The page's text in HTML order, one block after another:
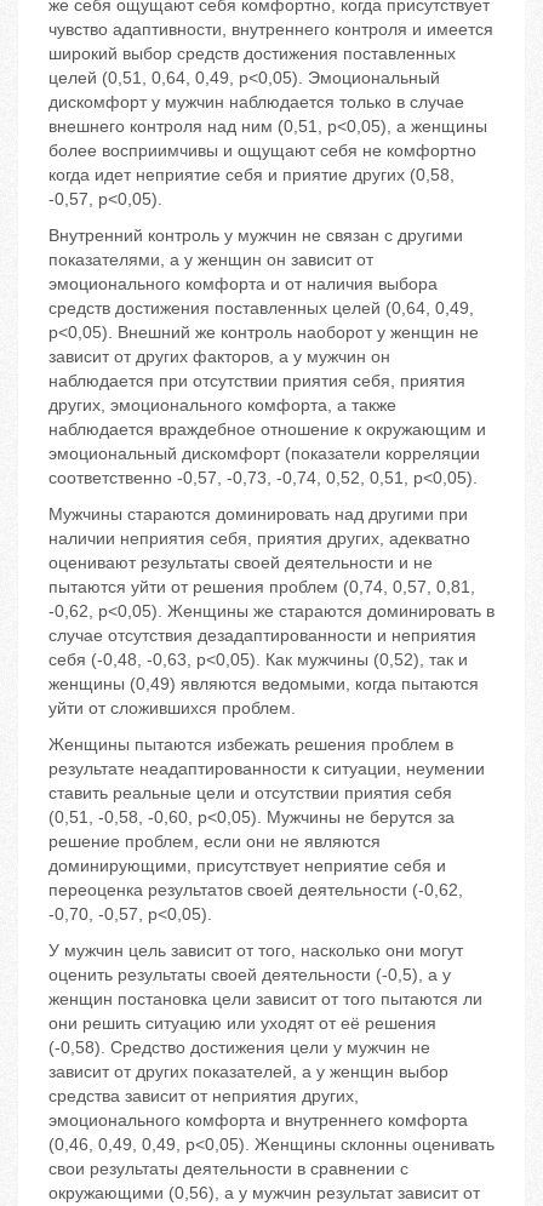
же себя ощущают себя комфортно, когда присутствует
чувство адаптивности, внутреннего контроля и имеется
широкий выбор средств достижения поставленных
целей (0,51, 0,64, 0,49, р<0,05). Эмоциональный
дискомфорт у мужчин наблюдается только в случае
внешнего контроля над ним (0,51, р<0,05), а женщины
более восприимчивы и ощущают себя не комфортно
когда идет неприятие себя и приятие других (0,58,
-0,57, р<0,05).
Внутренний контроль у мужчин не связан с другими
показателями, а у женщин он зависит от
эмоционального комфорта и от наличия выбора
средств достижения поставленных целей (0,64, 0,49,
р<0,05). Внешний же контроль наоборот у женщин не
зависит от других факторов, а у мужчин он
наблюдается при отсутствии приятия себя, приятия
других, эмоционального комфорта, а также
наблюдается враждебное отношение к окружающим и
эмоциональный дискомфорт (показатели корреляции
соответственно -0,57, -0,73, -0,74, 0,52, 0,51, р<0,05).
Мужчины стараются доминировать над другими при
наличии неприятия себя, приятия других, адекватно
оценивают результаты своей деятельности и не
пытаются уйти от решения проблем (0,74, 0,57, 0,81,
-0,62, р<0,05). Женщины же стараются доминировать в
случае отсутствия дезадаптированности и неприятия
себя (-0,48, -0,63, р<0,05). Как мужчины (0,52), так и
женщины (0,49) являются ведомыми, когда пытаются
уйти от сложившихся проблем.
Женщины пытаются избежать решения проблем в
результате неадаптированности к ситуации, неумении
ставить реальные цели и отсутствии приятия себя
(0,51, -0,58, -0,60, р<0,05). Мужчины не берутся за
решение проблем, если они не являются
доминирующими, присутствует неприятие себя и
переоценка результатов своей деятельности (-0,62,
-0,70, -0,57, р<0,05).
У мужчин цель зависит от того, насколько они могут
оценить результаты своей деятельности (-0,5), а у
женщин постановка цели зависит от того пытаются ли
они решить ситуацию или уходят от её решения
(-0,58). Средство достижения цели у мужчин не
зависит от других показателей, а у женщин выбор
средства зависит от неприятия других,
эмоционального комфорта и внутреннего комфорта
(0,46, 0,49, 0,49, р<0,05). Женщины склонны оценивать
свои результаты деятельности в сравнении с
окружающими (0,56), а у мужчин результат зависит от